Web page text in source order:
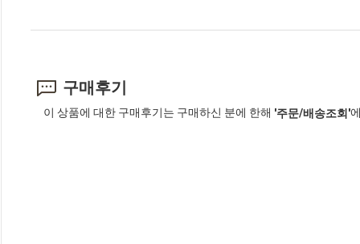
구매후기
이 상품에 대한 구매후기는 구매하신 분에 한해 '주문/배송조회'